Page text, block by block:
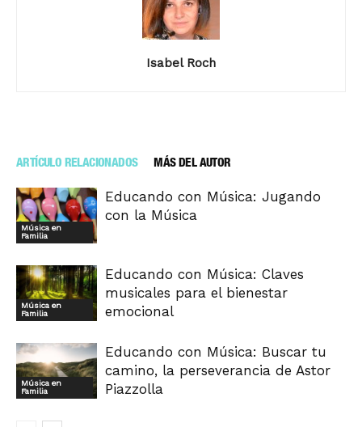
Isabel Roch
ARTÍCULO RELACIONADOS MÁS DEL AUTOR
Música en
Familia
Educando con Música: Jugando
con la Música
Música en
Familia
Educando con Música: Claves
musicales para el bienestar
emocional
Música en
Familia
Educando con Música: Buscar tu
camino, la perseverancia de Astor
Piazzolla